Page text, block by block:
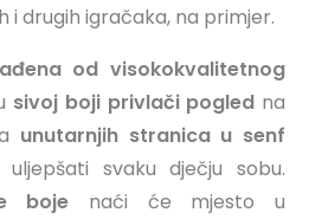
i drugih igračaka, na primjer.
od visokokvalitetnog
sivoj boji privlači pogled na
unutarnjih stranica u senf
svaku dječju sobu.
boje naći će mjesto u